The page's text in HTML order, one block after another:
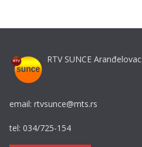
RTV SUNCE Aranđelovac
email: rtvsunce@mts.rs
tel: 034/725-154